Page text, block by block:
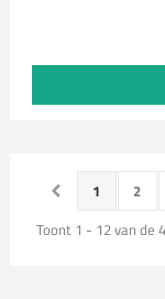
1 2
Toont 1 - 12 van de